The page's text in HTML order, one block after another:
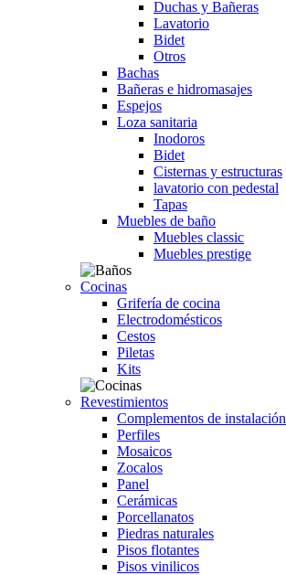
Duchas y Bañeras
Lavatorio
Bidet
Otros
Bachas
Bañeras e hidromasajes
Espejos
Loza sanitaria
Inodoros
Bidet
Cisternas y estructuras
lavatorio con pedestal
Tapas
Muebles de baño
Muebles classic
Muebles prestige
Cocinas
Grifería de cocina
Electrodomésticos
Cestos
Piletas
Kits
Revestimientos
Complementos de instalación
Perfiles
Mosaicos
Zocalos
Panel
Cerámicas
Porcellanatos
Piedras naturales
Pisos flotantes
Pisos vinilicos